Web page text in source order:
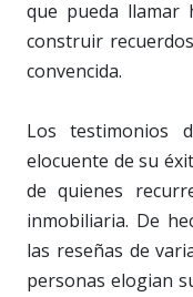
que pueda llamar
construir
convencida.
Los testimonios
elocuente de su
de quienes
inmobiliaria. De
las reseñas de
personas elogian